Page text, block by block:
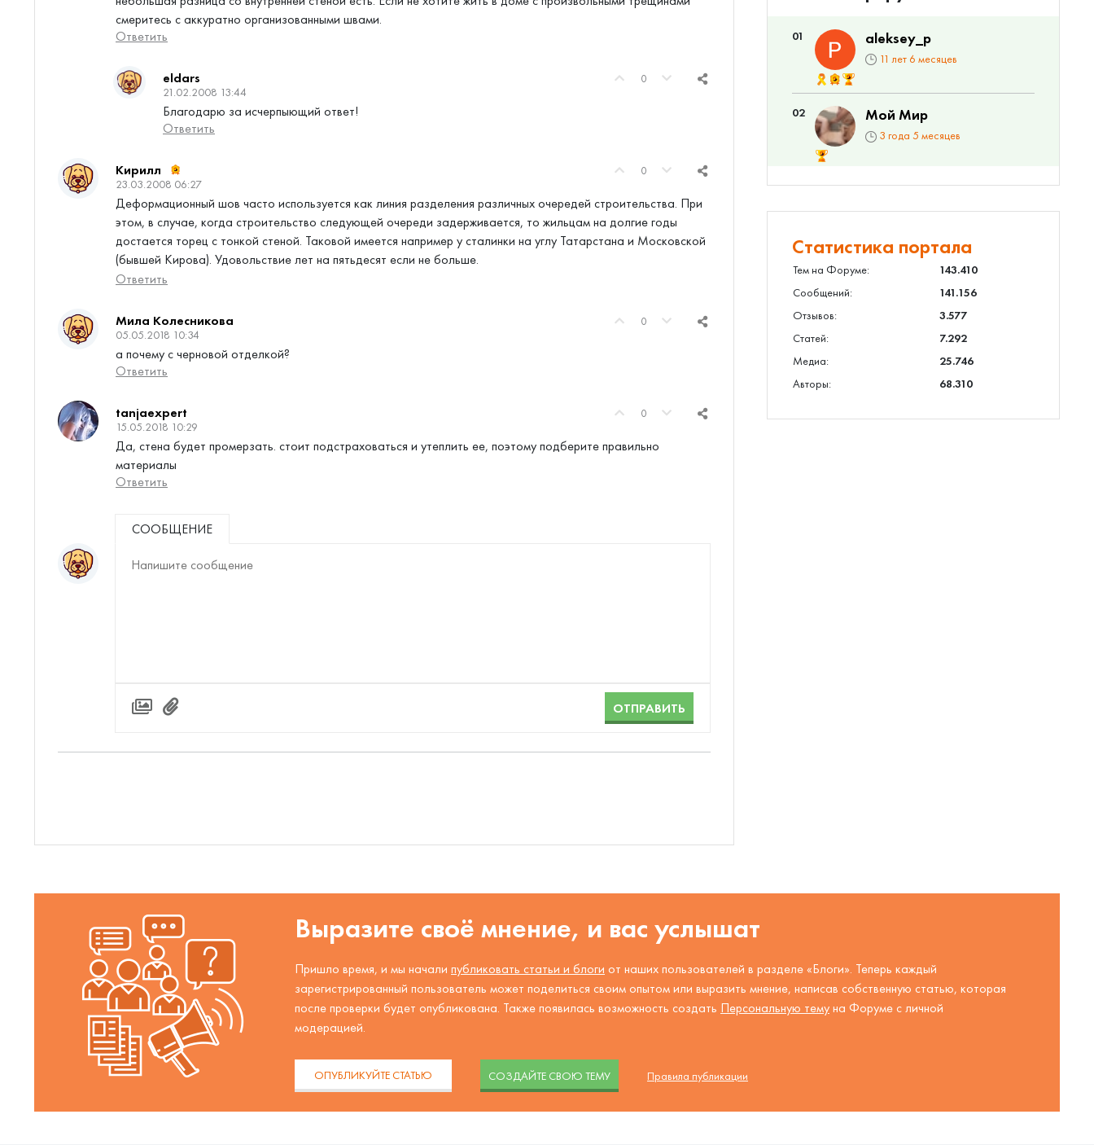
смеритесь с аккуратно организованными швами.
Ответить
0
eldars
21.02.2008 13:44
Благодарю за исчерпыющий ответ!
Ответить
0
Кирилл
23.03.2008 06:27
Деформационный шов часто используется как линия разделения различных очередей строительства. При
этом, в случае, когда строительство следующей очереди задерживается, то жильцам на долгие годы
достается торец с тонкой стеной. Таковой имеется например у сталинки на углу Татарстана и Московской
(бывшей Кирова). Удовольствие лет на пятьдесят если не больше.
Ответить
0
Мила Колесникова
05.05.2018 10:34
а почему с черновой отделкой?
Ответить
0
tanjaexpert
15.05.2018 10:29
Да, стена будет промерзать. стоит подстраховаться и утеплить ее, поэтому подберите правильно
материалы
Ответить
СООБЩЕНИЕ
ОТПРАВИТЬ
01 aleksey_p
11 лет 6 месяцев
02 Мой Мир
3 года 5 месяцев
Статистика портала
Тем на Форуме:
143.410
Сообщений:
141.156
Отзывов:
3.577
Статей:
7.292
Медиа:
25.746
Авторы:
68.310
Выразите своё мнение, и вас услышат
Пришло время, и мы начали публиковать статьи и блоги от наших пользователей в разделе «Блоги». Теперь каждый
зарегистрированный пользователь может поделиться своим опытом или выразить мнение, написав собственную статью, которая
после проверки будет опубликована. Также появилась возможность создать Персональную тему на Форуме с личной
модерацией.
ОПУБЛИКУЙТЕ СТАТЬЮ CОЗДАЙТЕ СВОЮ ТЕМУ Правила публикации